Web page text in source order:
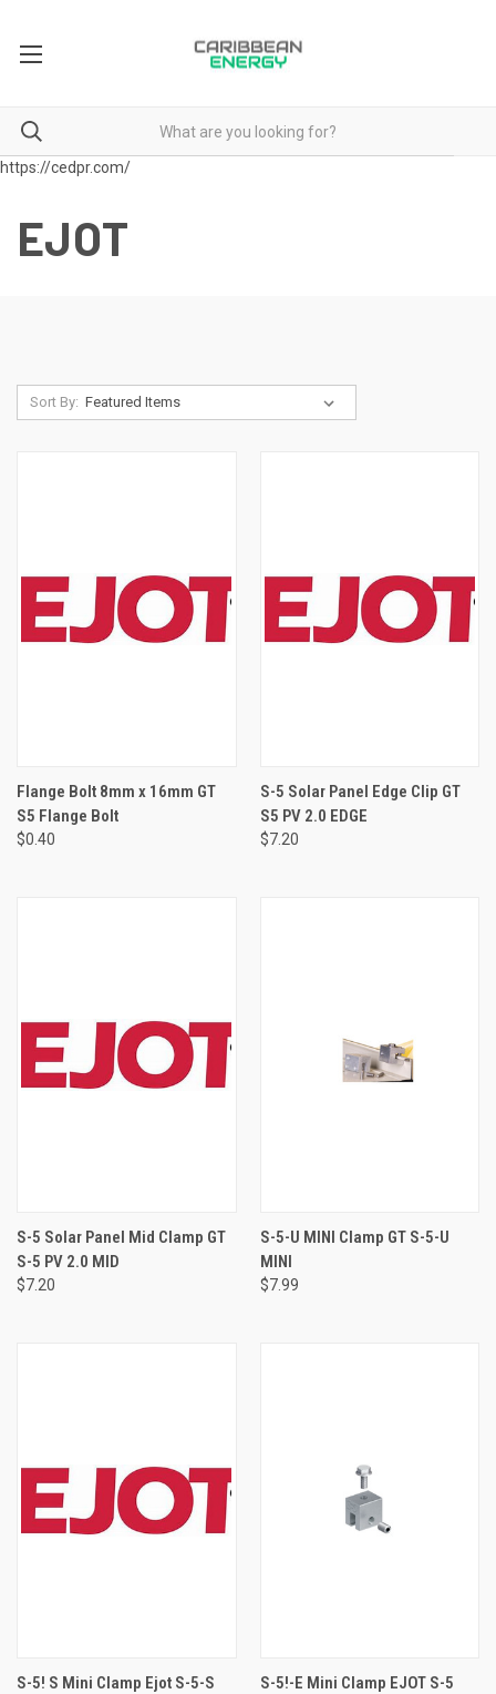
https://cedpr.com/
EJOT
Sort By:
Flange Bolt 8mm x 16mm GT
S5 Flange Bolt
$0.40
S-5 Solar Panel Edge Clip GT
S5 PV 2.0 EDGE
$7.20
S-5 Solar Panel Mid Clamp GT
S-5 PV 2.0 MID
$7.20
S-5-U MINI Clamp GT S-5-U
MINI
$7.99
S-5! S Mini Clamp Ejot S-5-S
S-5!-E Mini Clamp EJOT S-5